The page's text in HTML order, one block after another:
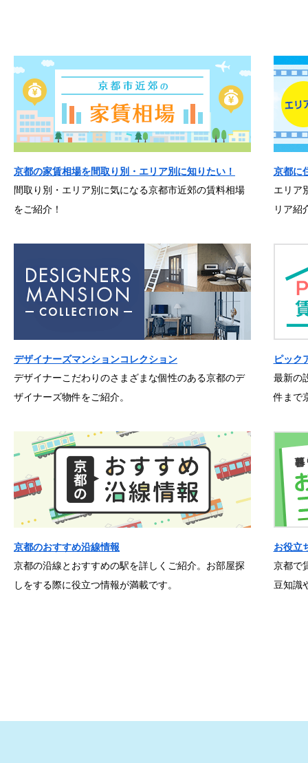
京都の家賃相場を間取り別・エリア別に知りたい！
間取り別・エリア別に気になる京都市近郊の賃料相場
をご紹介！
京都に
エリア
リア紹
デザイナーズマンションコレクション
デザイナーこだわりのさまざまな個性のある京都のデ
ザイナーズ物件をご紹介。
ピック
最新の
件まで
京都のおすすめ沿線情報
京都の沿線とおすすめの駅を詳しくご紹介。お部屋探
しをする際に役立つ情報が満載です。
お役立
京都で
豆知識